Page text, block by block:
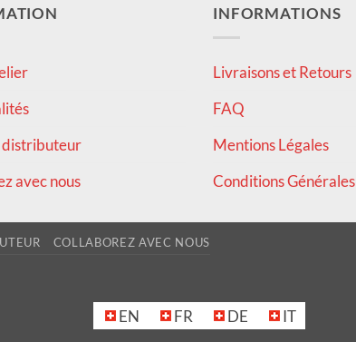
distributeur
avec nous
INFORMATIONS
Livraisons et Retours
FAQ
Mentions Légales
Conditions Générales
COLLABOREZ AVEC NOUS
EN FR DE IT